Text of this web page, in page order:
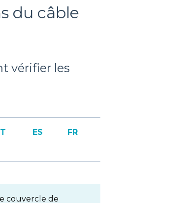
du câble
vérifier les
ES FR
couvercle de